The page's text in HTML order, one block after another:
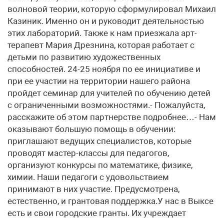
волновой теории, которую сформулировал Михаил
Казиник. Именно он и руководит деятельностью
этих лабораторий. Также к нам приезжала арт-
терапевт Мария Дрезнина, которая работает с
детьми по развитию художественных
способностей. 24-25 ноября по ее инициативе и
при ее участии на территории нашего района
пройдет семинар для учителей по обучению детей
с ограниченными возможностями.- Пожалуйста,
расскажите об этом партнерстве подробнее…- Нам
оказывают большую помощь в обучении:
приглашают ведущих специалистов, которые
проводят мастер-классы для педагогов,
организуют конкурсы по математике, физике,
химии. Наши педагоги с удовольствием
принимают в них участие. Предусмотрена,
естественно, и грантовая поддержка.У нас в Выксе
есть и свои городские гранты. Их учреждает